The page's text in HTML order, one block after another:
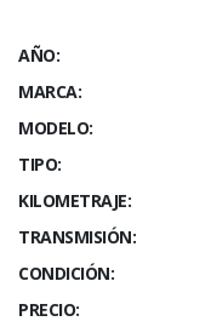
AÑO:
MARCA:
MODELO:
TIPO:
KILOMETRAJE:
TRANSMISIÓN:
CONDICIÓN:
PRECIO: